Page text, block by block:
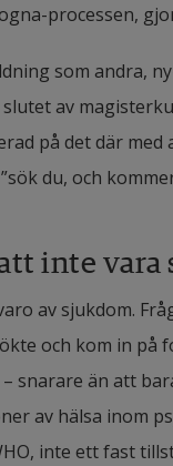
processen,
som andra,
av
på det där
du, och
inte vara
av sjukdom.
och kom in på
snarare än att
av hälsa inom
inte ett fast